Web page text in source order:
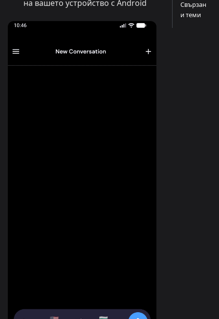
на вашето устройство с Android
Свързан
и теми